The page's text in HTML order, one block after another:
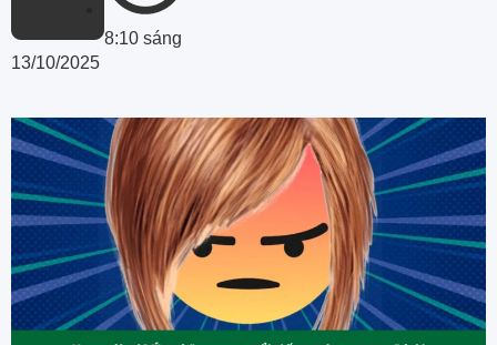
13/10/2025
8:10 sáng